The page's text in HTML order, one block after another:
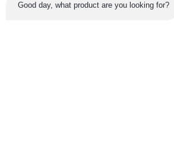
Wycieczka Po Fabryce
Good day, what product are you looking for?